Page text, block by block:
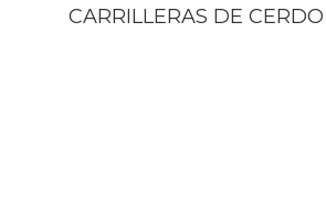
CARRILLERAS DE